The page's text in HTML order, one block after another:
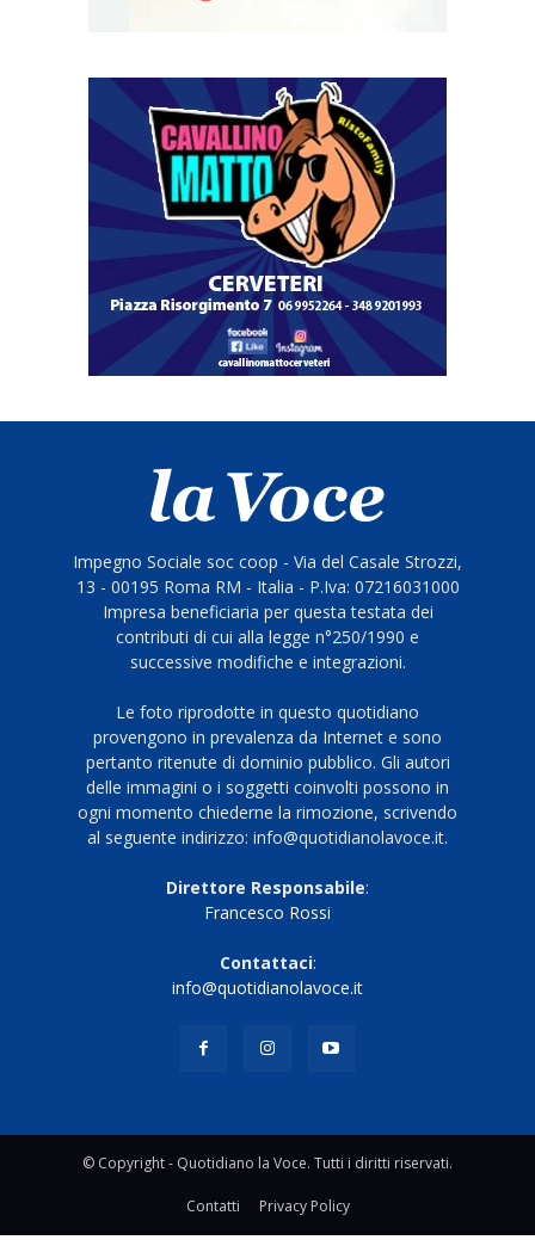
Impegno Sociale soc coop - Via del Casale Strozzi,
13 - 00195 Roma RM - Italia - P.Iva: 07216031000
Impresa beneficiaria per questa testata dei
contributi di cui alla legge n°250/1990 e
successive modifiche e integrazioni.
Le foto riprodotte in questo quotidiano
provengono in prevalenza da Internet e sono
pertanto ritenute di dominio pubblico. Gli autori
delle immagini o i soggetti coinvolti possono in
ogni momento chiederne la rimozione, scrivendo
al seguente indirizzo: info@quotidianolavoce.it.
Direttore Responsabile:
Francesco Rossi
Contattaci:
info@quotidianolavoce.it
© Copyright - Quotidiano la Voce. Tutti i diritti riservati.
Contatti Privacy Policy